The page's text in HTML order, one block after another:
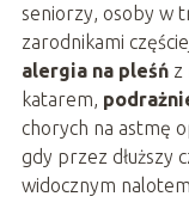
seniorzy, osoby w
zarodnikami
alergia na pleśńz
katarem,
chorych na astmę
gdy przez dłuższy
widocznym